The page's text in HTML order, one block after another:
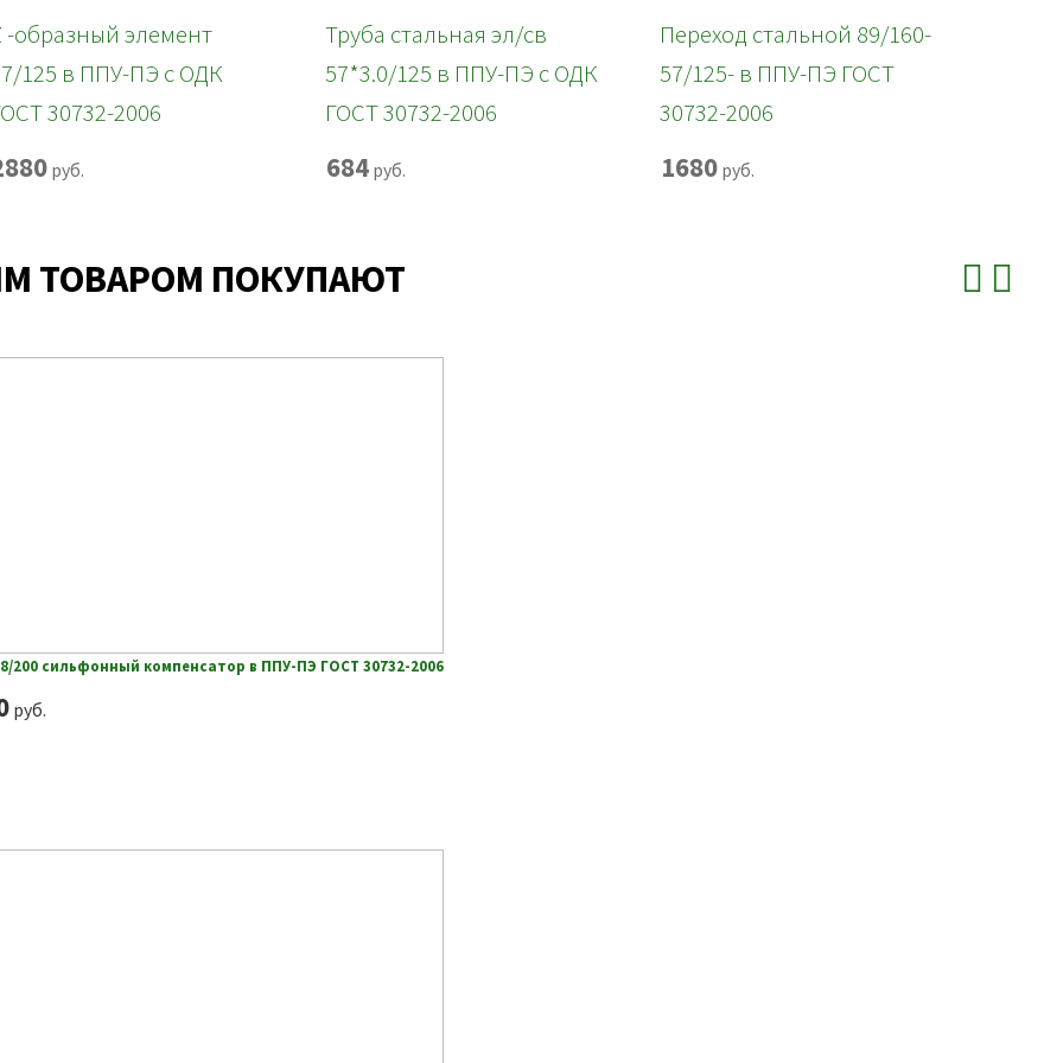
-образный элемент
125 в ППУ-ПЭ с ОДК
30732-2006
руб.
Труба стальная эл/св
57*3.0/125 в ППУ-ПЭ с ОДК
ГОСТ 30732-2006
684руб.
Переход стальной 89/160-
57/125- в ППУ-ПЭ ГОСТ
30732-2006
1680 руб.
ТОВАРОМ ПОКУПАЮТ
200 сильфонный компенсатор в ППУ-ПЭ ГОСТ 30732-2006
руб.